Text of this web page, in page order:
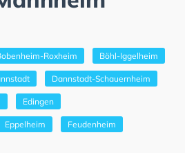
Roxheim Böhl-Iggelheim
Dannstadt-Schauernheim
Edingen
Eppelheim Feudenheim